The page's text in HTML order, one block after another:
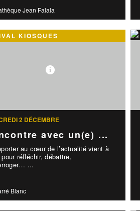
Jean Falala
KIOSQUES
2 DÉCEMBRE
avec un(e) ...
au cœur de l’actualité vient à
réfléchir, débattre,
...
Blanc